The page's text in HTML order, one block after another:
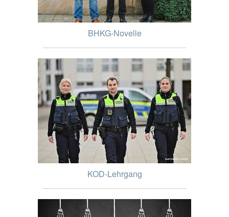
BHKG-Novelle
KOD-Lehrgang